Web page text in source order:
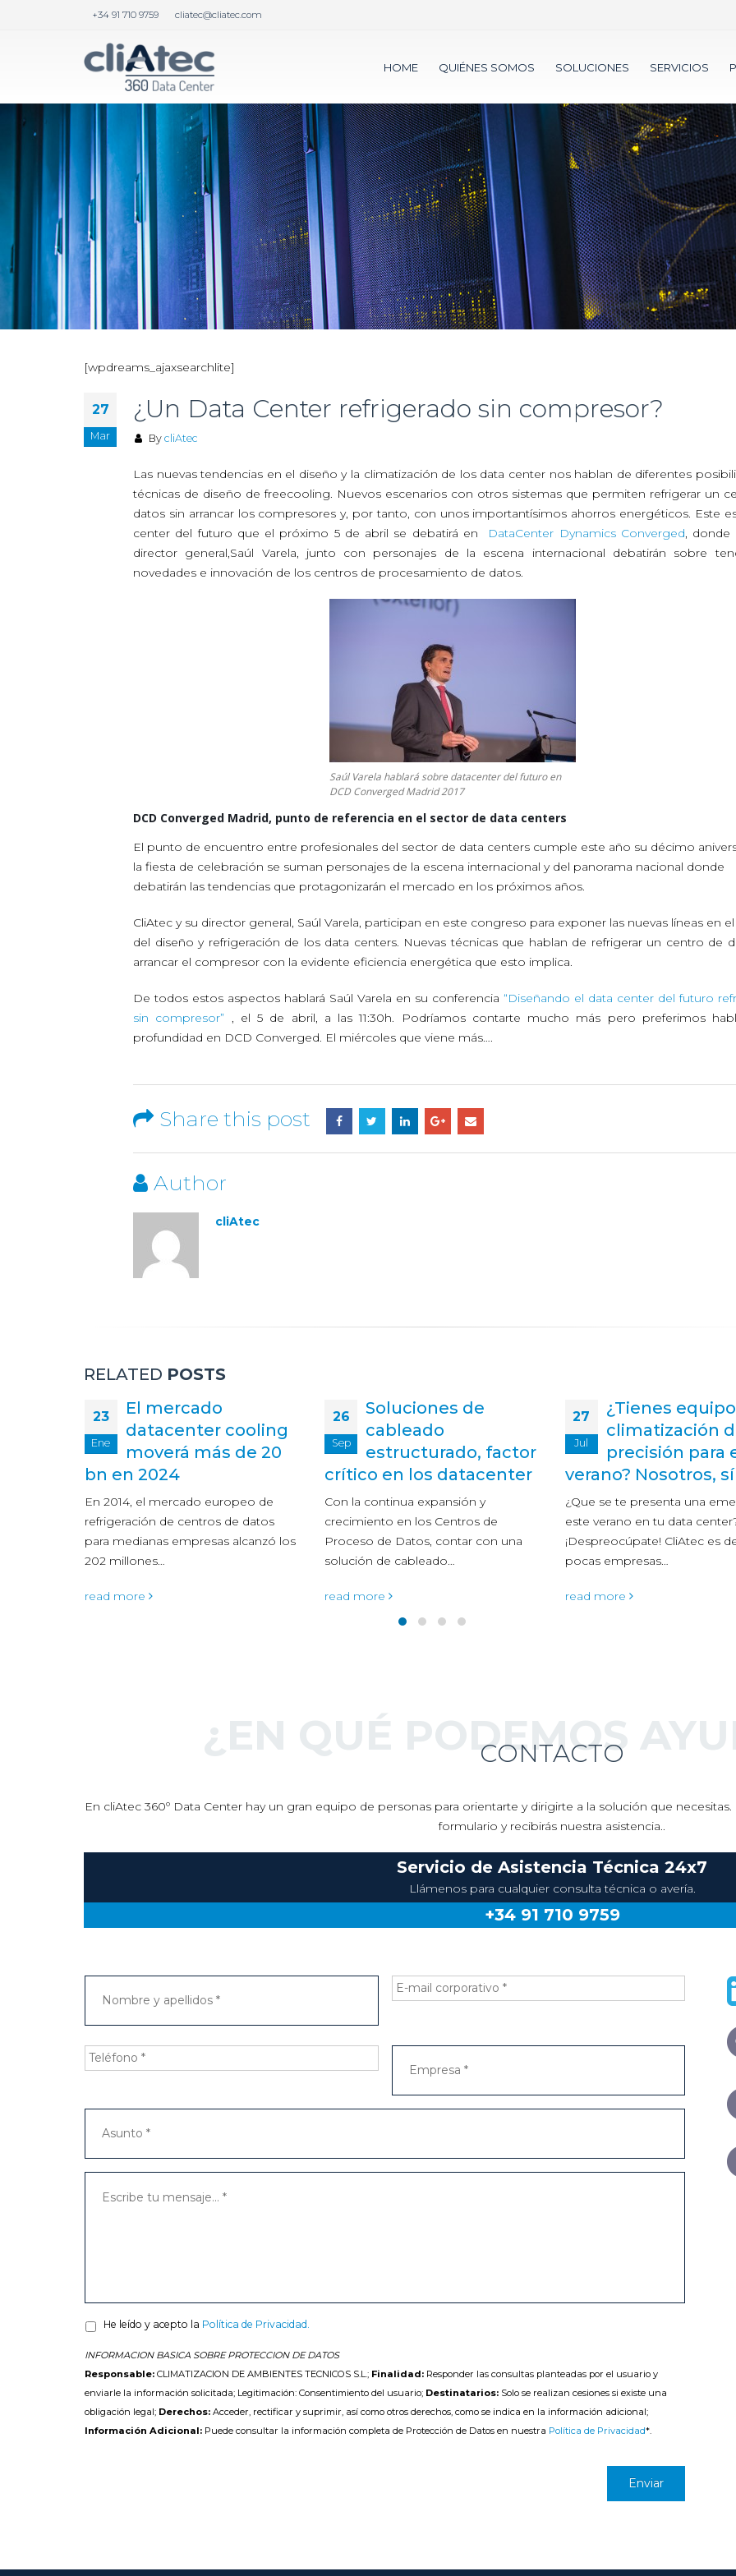
+34 91 710 9759 cliatec@cliatec.com
HOME QUIÉNES SOMOS SOLUCIONES SERVICIOS
[wpdreams_ajaxsearchlite]
27
Mar
¿Un Data Center refrigerado sin compresor?
By cliAtec
Las nuevas tendencias en el diseño y la climatización de los data center nos hablan de diferentes
técnicas de diseño de freecooling. Nuevos escenarios con otros sistemas que permiten refrigerar un
datos sin arrancar los compresores y, por tanto, con unos importantísimos ahorros energéticos. Este
center del futuro que el próximo 5 de abril se debatirá en DataCenter Dynamics Converged, donde
director general,Saúl Varela, junto con personajes de la escena internacional debatirán sobre
novedades e innovación de los centros de procesamiento de datos.
Saúl Varela hablará sobre datacenter del futuro en
DCD Converged Madrid 2017
DCD Converged Madrid, punto de referencia en el sector de data centers
El punto de encuentro entre profesionales del sector de data centers cumple este año su décimo
la fiesta de celebración se suman personajes de la escena internacional y del panorama nacional donde
debatirán las tendencias que protagonizarán el mercado en los próximos años.
CliAtec y su director general, Saúl Varela, participan en este congreso para exponer las nuevas líneas en
del diseño y refrigeración de los data centers. Nuevas técnicas que hablan de refrigerar un centro de
arrancar el compresor con la evidente eficiencia energética que esto implica.
De todos estos aspectos hablará Saúl Varela en su conferencia “Diseñando el data center del futuro
sin compresor” , el 5 de abril, a las 11:30h. Podríamos contarte mucho más pero preferimos
profundidad en DCD Converged. El miércoles que viene más….
Share this post
Author
cliAtec
RELATED POSTS
26
Sep
Soluciones de
cableado
estructurado, factor
crítico en los datacenter
Con la continua expansión y
crecimiento en los Centros de
Proceso de Datos, contar con una
solución de cableado…
read more
27
Jul
¿Tienes equipos de
climatización de
precisión para este
verano? Nosotros, sí
¿Que se te presenta una emergencia
este verano en tu data center?
¡Despreocúpate! CliAtec es de las
pocas empresas…
read more
11
Oct
Sistema de
Teraflops de
AQUASAR
El sistema Aquasar alcanza un
rendimiento de seis Teraflops
una eficiencia energética de
alrededor de 450 megaflops…
¿EN QUÉ PODEMOS
CONTACTO
En cliAtec 360º Data Center hay un gran equipo de personas para orientarte y dirigirte a la solución que
formulario y recibirás nuestra asistencia..
Servicio de Asistencia Técnica 24x7
Llámenos para cualquier consulta técnica o avería.
+34 91 710 9759
He leído y acepto la Política de Privacidad.
INFORMACION BASICA SOBRE PROTECCION DE DATOS
Responsable: CLIMATIZACION DE AMBIENTES TECNICOS S.L.; Finalidad: Responder las consultas planteadas por el usuario y
enviarle la información solicitada; Legitimación: Consentimiento del usuario; Destinatarios: Solo se realizan cesiones si existe una
obligación legal; Derechos: Acceder, rectificar y suprimir, así como otros derechos, como se indica en la información adicional;
Información Adicional: Puede consultar la información completa de Protección de Datos en nuestra Política de Privacidad*.